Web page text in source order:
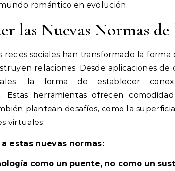
romántico en evolución.
las Nuevas Normas de
redes sociales han transformado la forma
relaciones. Desde aplicaciones de
la forma de establecer
Estas herramientas ofrecen
plantean desafíos, como la
virtuales.
estas nuevas normas:
como un puente, no como un